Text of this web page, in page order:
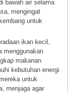
bawah air selama
mengingat
untuk
ikan kecil,
menggunakan
makanan
kebutuhan energi
untuk
menjaga agar